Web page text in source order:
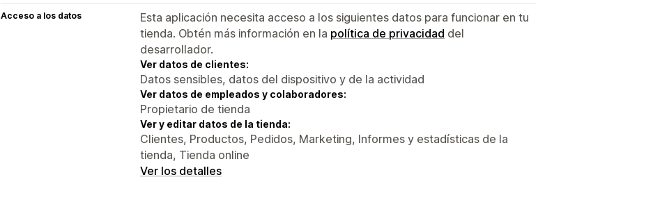
Acceso a los datos
Esta aplicación necesita acceso a los siguientes datos para funcionar en tu
tienda. Obtén más información en la política de privacidad del
desarrollador.
Ver datos de clientes:
Datos sensibles, datos del dispositivo y de la actividad
Ver datos de empleados y colaboradores:
Propietario de tienda
Ver y editar datos de la tienda:
Clientes, Productos, Pedidos, Marketing, Informes y estadísticas de la
tienda, Tienda online
Ver los detalles